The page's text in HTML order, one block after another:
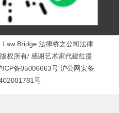
Bridge 法律桥之公司法律
权所有/ 感谢艺术家代建红提
ICP备05006663号 沪公网安备
号